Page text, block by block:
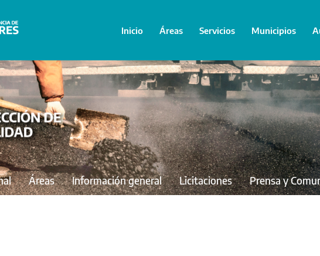
Inicio Áreas Servicios Municipios
Áreas Información general Licitaciones Prensa y